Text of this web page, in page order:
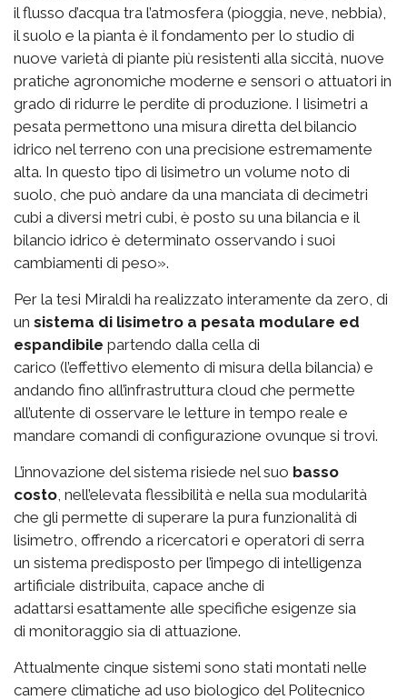
il flusso d’acqua tra l’atmosfera (pioggia, neve, nebbia),
il suolo e la pianta è il fondamento per lo studio di
nuove varietà di piante più resistenti alla siccità, nuove
pratiche agronomiche moderne e sensori o attuatori in
grado di ridurre le perdite di produzione. I lisimetri a
pesata permettono una misura diretta del bilancio
idrico nel terreno con una precisione estremamente
alta. In questo tipo di lisimetro un volume noto di
suolo, che può andare da una manciata di decimetri
cubi a diversi metri cubi, è posto su una bilancia e il
bilancio idrico è determinato osservando i suoi
cambiamenti di peso».
Per la tesi Miraldi ha realizzato interamente da zero, di
un sistema di lisimetro a pesata modulare ed
espandibile partendo dalla cella di
carico (l’effettivo elemento di misura della bilancia) e
andando fino all’infrastruttura cloud che permette
all’utente di osservare le letture in tempo reale e
mandare comandi di configurazione ovunque si trovi.
L’innovazione del sistema risiede nel suo basso
costo , nell’elevata flessibilità e nella sua modularità
che gli permette di superare la pura funzionalità di
lisimetro, offrendo a ricercatori e operatori di serra
un sistema predisposto per l’impego di intelligenza
artificiale distribuita, capace anche di
adattarsi esattamente alle specifiche esigenze sia
di monitoraggio sia di attuazione.
Attualmente cinque sistemi sono stati montati nelle
camere climatiche ad uso biologico del Politecnico